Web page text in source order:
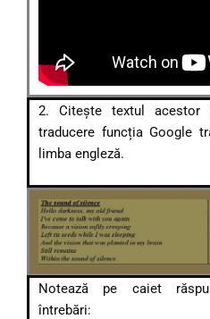
2. Citește textul acestor
traducere funcția Google
limba engleză.
Notează pe caiet
întrebări: